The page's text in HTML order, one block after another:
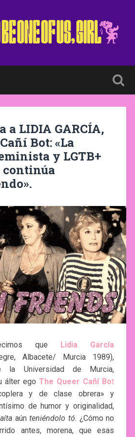
a LIDIA GARCÍA,
Bot: «La
y LGTB+
continúa
que Lidia García
Albacete/ Murcia 1989),
la Universidad de Murcia,
álter egoThe Queer Cañí Bot
y de clase obrera» y
de humor y originalidad,
aúnteniéndolo tó. ¿Cómo no
antes, morena, que esas